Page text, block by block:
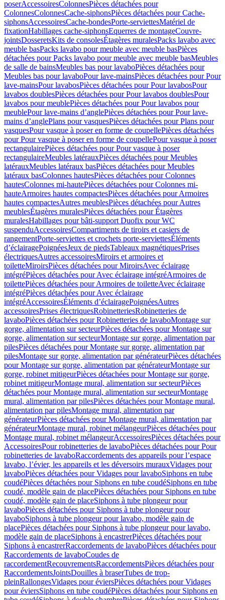
poserAccessoiresColonnesPièces détachées pour
ColonnesColonnesCache-siphonsPièces détachées pour Cache-
siphonsAccessoiresCache-bondesPorte-serviettesMatériel de
fixationHabillages cache-siphonsEquerres de montageCouvre-
jointsDosseretsKits de consolesÉtagères muralesPacks lavabo avec
meuble basPacks lavabo pour meuble avec meuble basPièces
détachées pour Packs lavabo pour meuble avec meuble basMeubles
de salle de bainsMeubles bas pour lavaboPièces détachées pour
Meubles bas pour lavaboPour lave-mainsPièces détachées pour Pour
lave-mainsPour lavabosPièces détachées pour Pour lavabosPour
lavabos doublesPièces détachées pour Pour lavabos doublesPour
lavabos pour meublePièces détachées pour Pour lavabos pour
meublePour lave-mains d’anglePièces détachées pour Pour lave-
mains d’anglePlans pour vasquesPièces détachées pour Plans pour
vasquesPour vasque à poser en forme de coupellePièces détachées
pour Pour vasque à poser en forme de coupellePour vasque à poser
rectangulairePièces détachées pour Pour vasque à poser
rectangulaireMeubles latérauxPièces détachées pour Meubles
latérauxMeubles latéraux basPièces détachées pour Meubles
latéraux basColonnes hautesPièces détachées pour Colonnes
hautesColonnes mi-hautePièces détachées pour Colonnes mi-
hauteArmoires hautes compactesPièces détachées pour Armoires
hautes compactesAutres meublesPièces détachées pour Autres
meublesÉtagères muralesPièces détachées pour Étagères
muralesHabillages pour bâti-support Duofix pour WC
suspenduAccessoiresCompartiments de tiroirs et casiers de
rangementPorte-serviettes et crochets porte-serviettesÉléments
d’éclairagePoignéesJeux de piedsTableaux magnétiquesPrises
électriquesAutres accessoiresMiroirs et armoires et
toiletteMiroirsPièces détachées pour MiroirsAvec éclairage
intégréPièces détachées pour Avec éclairage intégréArmoires de
toilettePièces détachées pour Armoires de toiletteAvec éclairage
intégréPièces détachées pour Avec éclairage
intégréAccessoiresÉléments d’éclairagePoignéesAutres
accessoiresPrises électriquesRobinetteriesRobinetteries de
lavaboPièces détachées pour Robinetteries de lavaboMontage sur
gorge, alimentation sur secteurPièces détachées pour Montage sur
gorge, alimentation sur secteurMontage sur gorge, alimentation par
pilesPièces détachées pour Montage sur gorge, alimentation par
pilesMontage sur gorge, alimentation par générateurPièces détachées
pour Montage sur gorge, alimentation par générateurMontage sur
gorge, robinet mitigeurPièces détachées pour Montage sur gorge,
robinet mitigeurMontage mural, alimentation sur secteurPièces
détachées pour Montage mural, alimentation sur secteurMontage
mural, alimentation par pilesPièces détachées pour Montage mural,
alimentation par pilesMontage mural, alimentation par
générateurPièces détachées pour Montage mural, alimentation par
générateurMontage mural, robinet mélangeurPièces détachées pour
Montage mural, robinet mélangeurAccessoiresPièces détachées pour
AccessoiresPour robinetteries de lavaboPièces détachées pour Pour
robinetteries de lavaboRaccordements des appareils pour l’espace
lavabo, l’évier, les appareils et les déversoirs murauxVidages pour
lavaboPièces détachées pour Vidages pour lavaboSiphons en tube
coudéPièces détachées pour Siphons en tube coudéSiphons en tube
coudé, modèle gain de placePièces détachées pour Siphons en tube
coudé, modèle gain de placeSiphons à tube plongeur pour
lavaboPièces détachées pour Siphons à tube plongeur pour
lavaboSiphons à tube plongeur pour lavabo, modèle gain de
placePièces détachées pour Siphons à tube plongeur pour lavabo,
modèle gain de placeSiphons à encastrerPièces détachées pour
Siphons à encastrerRaccordements de lavaboPièces détachées pour
Raccordements de lavaboCoudes de
raccordementRecouvrementsRaccordementsPièces détachées pour
RaccordementsJointsDouilles à braserTubes de trop-
pleinRallongesVidages pour éviersPièces détachées pour Vidages
pour éviersSiphons en tube coudéPièces détachées pour Siphons en